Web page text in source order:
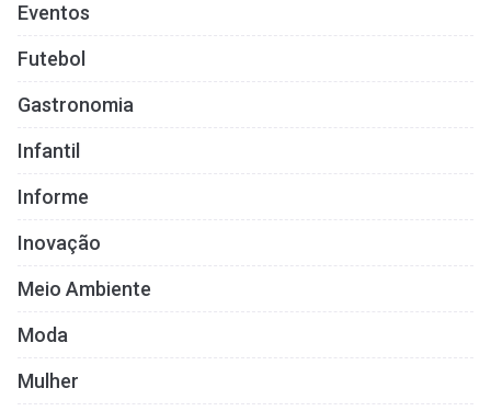
Eventos
Futebol
Gastronomia
Infantil
Informe
Inovação
Meio Ambiente
Moda
Mulher